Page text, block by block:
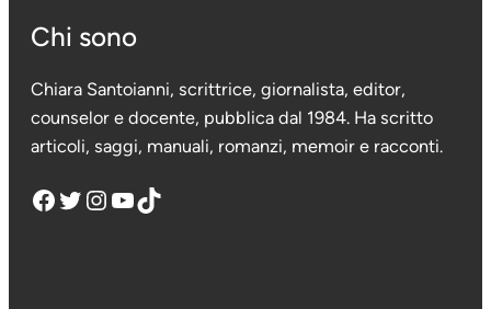
Chi sono
Chiara Santoianni, scrittrice, giornalista, editor,
counselor e docente, pubblica dal 1984. Ha scritto
articoli, saggi, manuali, romanzi, memoir e racconti.
Facebook Twitter InstagramYouTube TikTok